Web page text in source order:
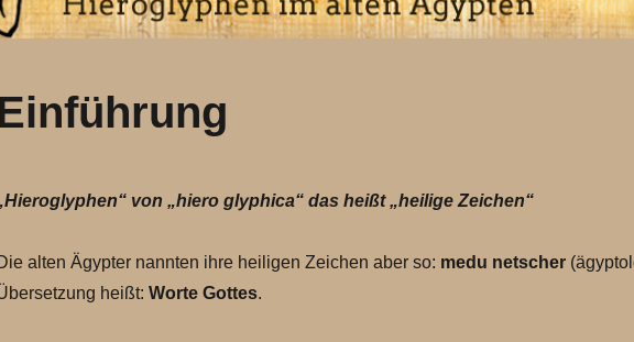
von „hiero glyphica“ das heißt „heilige Zeichen“
alten Ägypter nannten ihre heiligen Zeichen aber so: medu netscher
heißt: Worte Gottes.